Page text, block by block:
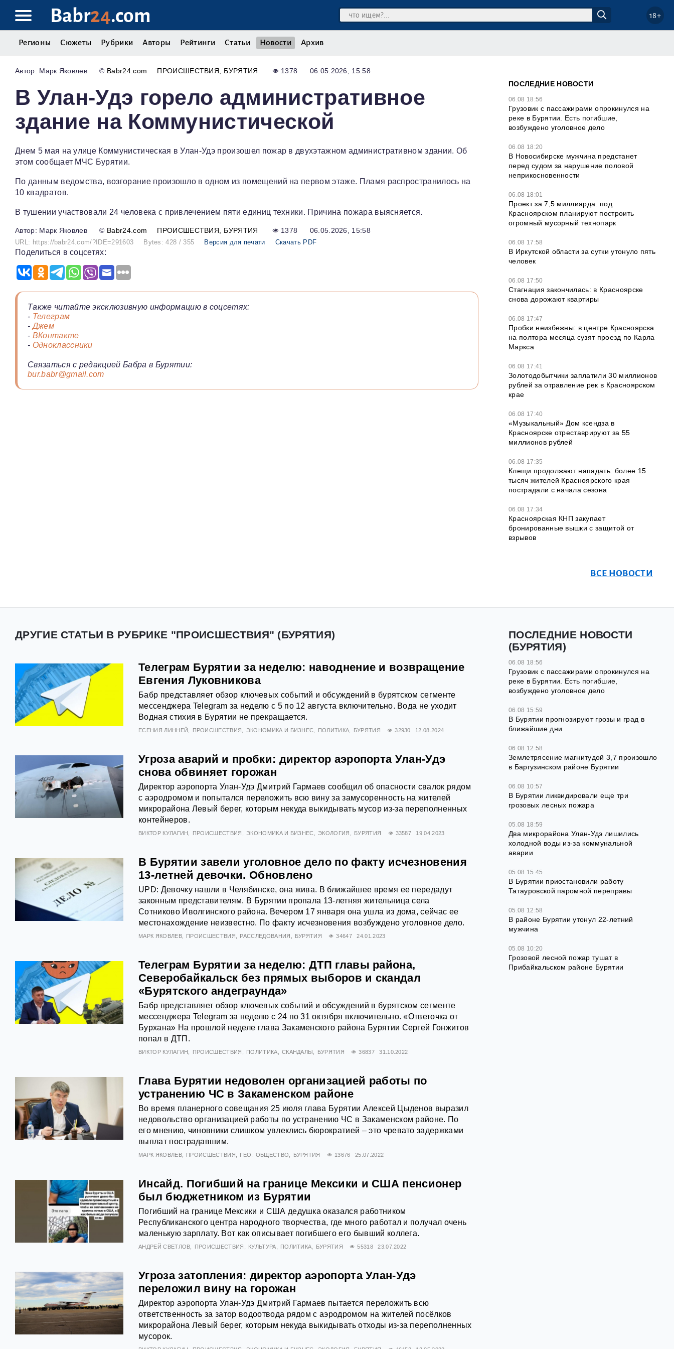
Babr24.com 18+
Регионы Сюжеты Рубрики Авторы Рейтинги Статьи Новости Архив
Марк Яковлев © Babr24.com ПРОИСШЕСТВИЯ БУРЯТИЯ 1378 06.05.2026, 15:58
В Улан-Удэ горело административное
здание на Коммунистической
Днем 5 мая на улице Коммунистическая в Улан-Удэ произошел пожар в двухэтажном административном здании. Об
этом сообщает МЧС Бурятии.
По данным ведомства, возгорание произошло в одном из помещений на первом этаже. Пламя распространилось на
10 квадратов.
В тушении участвовали 24 человека с привлечением пяти единиц техники. Причина пожара выясняется.
Марк Яковлев © Babr24.com ПРОИСШЕСТВИЯ БУРЯТИЯ 1378 06.05.2026, 15:58
URL: https://babr24.com/?IDE=291603 Bytes: 428 / 355 Версия для печати Скачать PDF
Поделиться в соцсетях:
Также читайте эксклюзивную информацию в соцсетях:
- Телеграм
-Джем
- ВКонтакте
- Одноклассники
Связаться с редакцией Бабра в Бурятии:
bur.babr@gmail.com
ПОСЛЕДНИЕ НОВОСТИ
06.08 18:56
Грузовик с пассажирами опрокинулся на
реке в Бурятии. Есть погибшие,
возбуждено уголовное дело
06.08 18:20
В Новосибирске мужчина предстанет
перед судом за нарушение половой
неприкосновенности
06.08 18:01
Проект за 7,5 миллиарда: под
Красноярском планируют построить
огромный мусорный технопарк
06.08 17:58
В Иркутской области за сутки утонуло пять
человек
06.08 17:50
Стагнация закончилась: в Красноярске
снова дорожают квартиры
06.08 17:47
Пробки неизбежны: в центре Красноярска
на полтора месяца сузят проезд по Карла
Маркса
06.08 17:41
Золотодобытчики заплатили 30 миллионов
рублей за отравление рек в Красноярском
крае
06.08 17:40
«Музыкальный» Дом ксендза в
Красноярске отреставрируют за 55
миллионов рублей
06.08 17:35
Клещи продолжают нападать: более 15
тысяч жителей Красноярского края
пострадали с начала сезона
06.08 17:34
Красноярская КНП закупает
бронированные вышки с защитой от
взрывов
ВСЕ НОВОСТИ
ДРУГИЕ СТАТЬИ В РУБРИКЕ "ПРОИСШЕСТВИЯ" (БУРЯТИЯ)
Телеграм Бурятии за неделю: наводнение и возвращение
Евгения Луковникова
Бабр представляет обзор ключевых событий и обсуждений в бурятском сегменте
мессенджера Telegram за неделю с 5 по 12 августа включительно. Вода не уходит
Водная стихия в Бурятии не прекращается.
ЕСЕНИЯ ЛИННЕЙ ПРОИСШЕСТВИЯ ЭКОНОМИКА И БИЗНЕС ПОЛИТИКА БУРЯТИЯ 32930 12.08.2024
Угроза аварий и пробки: директор аэропорта Улан-Удэ
снова обвиняет горожан
Директор аэропорта Улан-Удэ Дмитрий Гармаев сообщил об опасности свалок рядом
с аэродромом и попытался переложить всю вину за замусоренность на жителей
микрорайона Левый берег, которым некуда выкидывать мусор из-за переполненных
контейнеров.
ВИКТОР КУЛАГИН ПРОИСШЕСТВИЯ ЭКОНОМИКА И БИЗНЕС ЭКОЛОГИЯ БУРЯТИЯ 33587 19.04.2023
В Бурятии завели уголовное дело по факту исчезновения
13-летней девочки. Обновлено
UPD: Девочку нашли в Челябинске, она жива. В ближайшее время ее передадут
законным представителям. В Бурятии пропала 13-летняя жительница села
Сотниково Иволгинского района. Вечером 17 января она ушла из дома, сейчас ее
местонахождение неизвестно. По факту исчезновения возбуждено уголовное дело.
МАРК ЯКОВЛЕВ ПРОИСШЕСТВИЯ РАССЛЕДОВАНИЯ БУРЯТИЯ 34647 24.01.2023
Телеграм Бурятии за неделю: ДТП главы района,
Северобайкальск без прямых выборов и скандал
«Бурятского андеграунда»
Бабр представляет обзор ключевых событий и обсуждений в бурятском сегменте
мессенджера Telegram за неделю с 24 по 31 октября включительно. «Ответочка от
Бурхана» На прошлой неделе глава Закаменского района Бурятии Сергей Гонжитов
попал в ДТП.
ВИКТОР КУЛАГИН ПРОИСШЕСТВИЯ ПОЛИТИКА СКАНДАЛЫ БУРЯТИЯ 36837 31.10.2022
Глава Бурятии недоволен организацией работы по
устранению ЧС в Закаменском районе
Во время планерного совещания 25 июля глава Бурятии Алексей Цыденов выразил
недовольство организацией работы по устранению ЧС в Закаменском районе. По
его мнению, чиновники слишком увлеклись бюрократией – это чревато задержками
выплат пострадавшим.
МАРК ЯКОВЛЕВ ПРОИСШЕСТВИЯ ГЕО ОБЩЕСТВО БУРЯТИЯ 13676 25.07.2022
Инсайд. Погибший на границе Мексики и США пенсионер
был бюджетником из Бурятии
Погибший на границе Мексики и США дедушка оказался работником
Республиканского центра народного творчества, где много работал и получал очень
маленькую зарплату. Вот как описывает погибшего его бывший коллега.
АНДРЕЙ СВЕТЛОВ ПРОИСШЕСТВИЯ КУЛЬТУРА ПОЛИТИКА БУРЯТИЯ 55318 23.07.2022
Угроза затопления: директор аэропорта Улан-Удэ
переложил вину на горожан
Директор аэропорта Улан-Удэ Дмитрий Гармаев пытается переложить всю
ответственность за затор водоотвода рядом с аэродромом на жителей посёлков
микрорайона Левый берег, которым некуда выкидывать отходы из-за переполненных
мусорок.
ПОСЛЕДНИЕ НОВОСТИ
(БУРЯТИЯ)
06.08 18:56
Грузовик с пассажирами опрокинулся на
реке в Бурятии. Есть погибшие,
возбуждено уголовное дело
06.08 15:59
В Бурятии прогнозируют грозы и град в
ближайшие дни
06.08 12:58
Землетрясение магнитудой 3,7 произошло
в Баргузинском районе Бурятии
06.08 10:57
В Бурятии ликвидировали еще три
грозовых лесных пожара
05.08 18:59
Два микрорайона Улан-Удэ лишились
холодной воды из-за коммунальной
аварии
05.08 15:45
В Бурятии приостановили работу
Татауровской паромной переправы
05.08 12:58
В районе Бурятии утонул 22-летний
мужчина
05.08 10:20
Грозовой лесной пожар тушат в
Прибайкальском районе Бурятии